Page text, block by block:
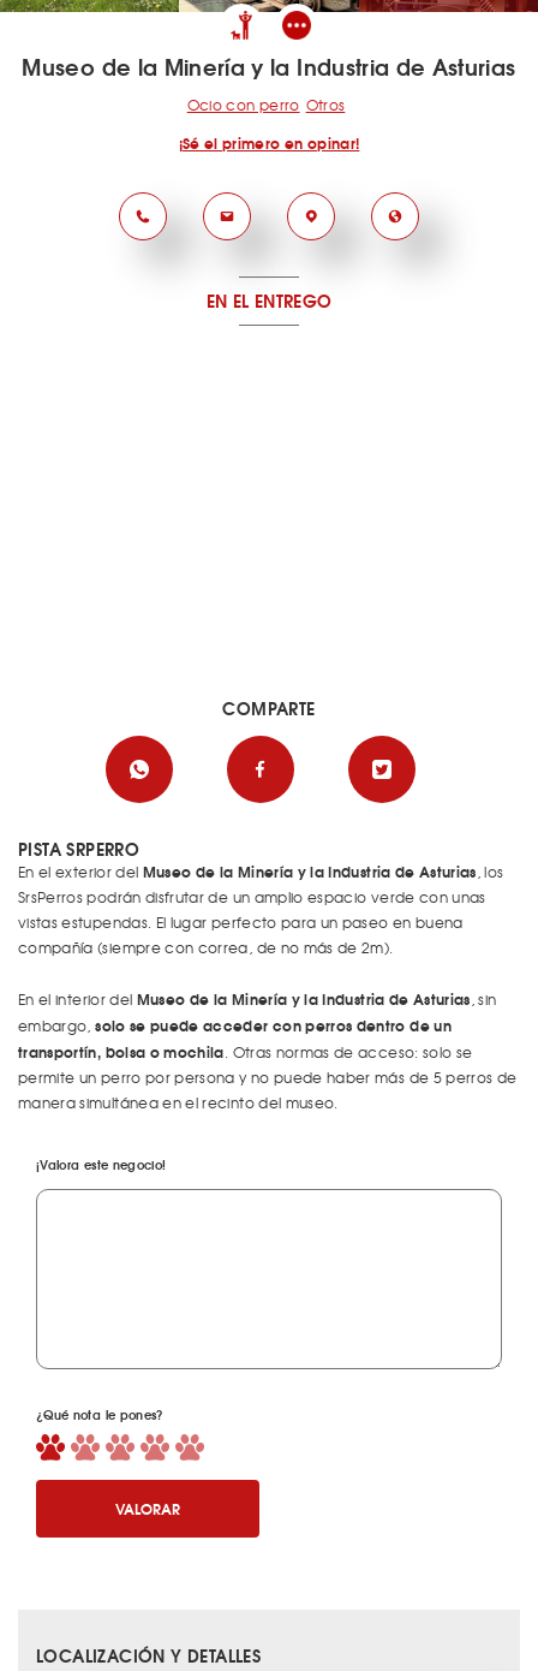
Museo de la Minería y la Industria de Asturias
Ocio con perro Otros
¡Sé el primero en opinar!
EN EL ENTREGO
PISTA SRPERRO
En el exterior del Museo de la Minería y la Industria de Asturias, los
SrsPerros podrán disfrutar de un amplio espacio verde con unas
vistas estupendas. El lugar perfecto para un paseo en buena
compañía (siempre con correa, de no más de 2m).
En el interior del Museo de la Minería y la Industria de Asturias, sin
embargo,solo se puede acceder con perros dentro de un
transportín, bolsa o mochila. Otras normas de acceso: solo se
permite un perro por persona y no puede haber más de 5 perros de
manera simultánea en el recinto del museo.
¡Valora este negocio!
¿Qué nota le pones?
VALORAR
COMPARTE
LOCALIZACIÓN Y DETALLES